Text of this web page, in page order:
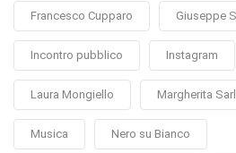
Francesco Cupparo Giuseppe
Incontro pubblico Instagram
Laura Mongiello Margherita
Musica Nero su Bianco